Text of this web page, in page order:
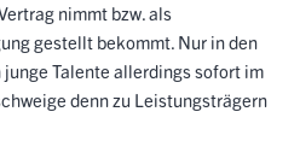
nimmt bzw. als
gestellt bekommt. Nur in den
Talente allerdings sofort im
denn zu Leistungsträgern